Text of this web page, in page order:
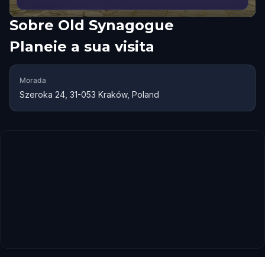
Sobre Old Synagogue
Planeie a sua visita
Morada
Szeroka 24, 31-053 Kraków, Poland